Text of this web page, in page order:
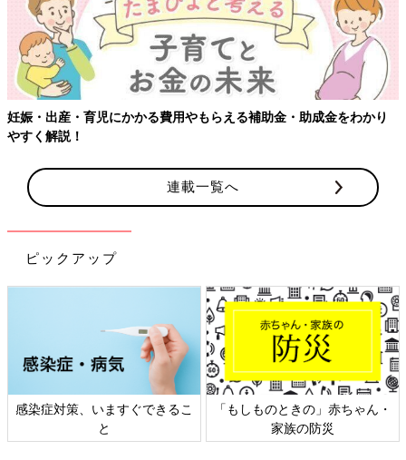
妊娠・出産・育児にかかる費用やもらえる補助金・助成金をわかり
やすく解説！
連載一覧へ
ピックアップ
感染症対策、いますぐできるこ
と
「もしものときの」赤ちゃん・
家族の防災